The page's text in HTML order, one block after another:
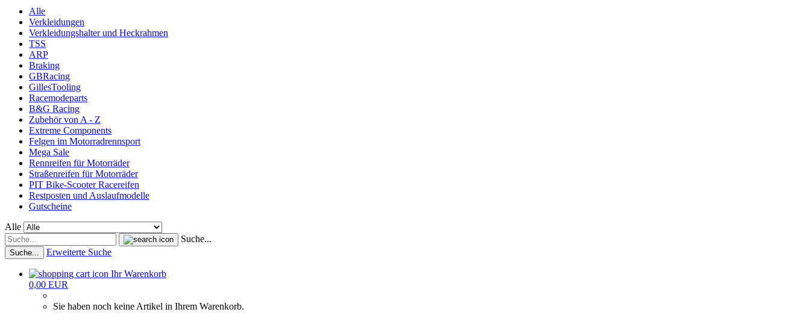
Alle
Verkleidungen
Verkleidungshalter und Heckrahmen
TSS
ARP
Braking
GBRacing
GillesTooling
Racemodeparts
B&G Racing
Zubehör von A - Z
Extreme Components
Felgen im Motorradrennsport
Mega Sale
Rennreifen für Motorräder
Straßenreifen für Motorräder
PIT Bike-Scooter Racereifen
Restposten und Auslaufmodelle
Gutscheine
Alle
Suche...
Suche... Erweiterte Suche
Ihr Warenkorb
0,00 EUR
Sie haben noch keine Artikel in Ihrem Warenkorb.